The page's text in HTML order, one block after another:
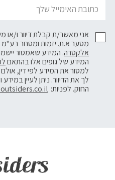
אני מאשר/ת קבלת דיוור ו/או
מסער א.ת. יזמות ומסחר בע"מ
אלקטרה. המידע שאמסור
המידע של גופים אלו בהתאם
למסור את המידע לפי דין,
לך את הדיוור. ניתן לעיין
החוק. לפניות: